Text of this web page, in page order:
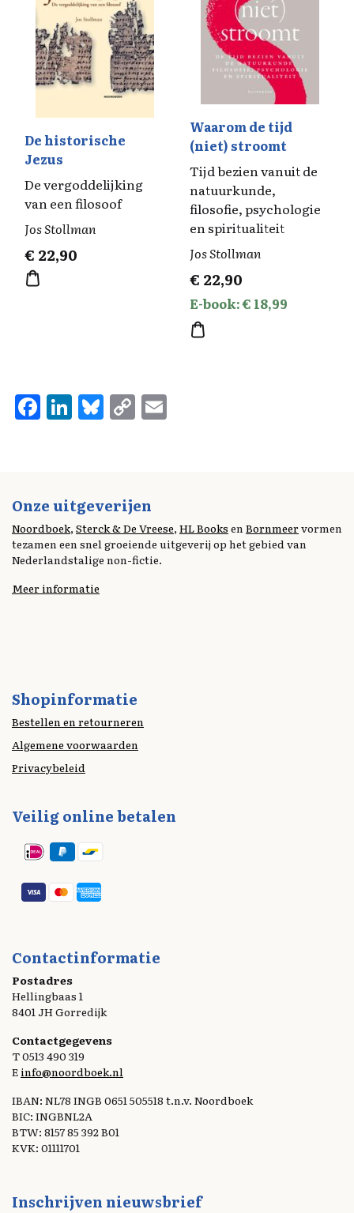
De historische
Jezus
De vergoddelijking
van een filosoof
Jos Stollman
€ 22,90
Waarom de tijd
(niet) stroomt
Tijd bezien vanuit de
natuurkunde,
filosofie, psychologie
en spiritualiteit
Jos Stollman
€ 22,90
E-book: € 18,99
F
a
o
o
k
Li
n
d
I
n
Bl
u
y
C
o
Li
n
k
Onze uitgeverijen
Noordboek, Sterck & De Vreese, HL Books en Bornmeervormen
tezamen een snel groeiende uitgeverij op het gebied van
Nederlandstalige non-fictie.
Meer informatie
Shopinformatie
Bestellen en retourneren
Algemene voorwaarden
Privacybeleid
Veilig online betalen
Contactinformatie
Postadres
Hellingbaas 1
8401 JH Gorredijk
Contactgegevens
T 0513 490 319
E info@noordboek.nl
IBAN: NL78 INGB 0651 505518 t.n.v. Noordboek
BIC: INGBNL2A
BTW: 8157 85 392 B01
KVK: 01111701
Inschrijven nieuwsbrief